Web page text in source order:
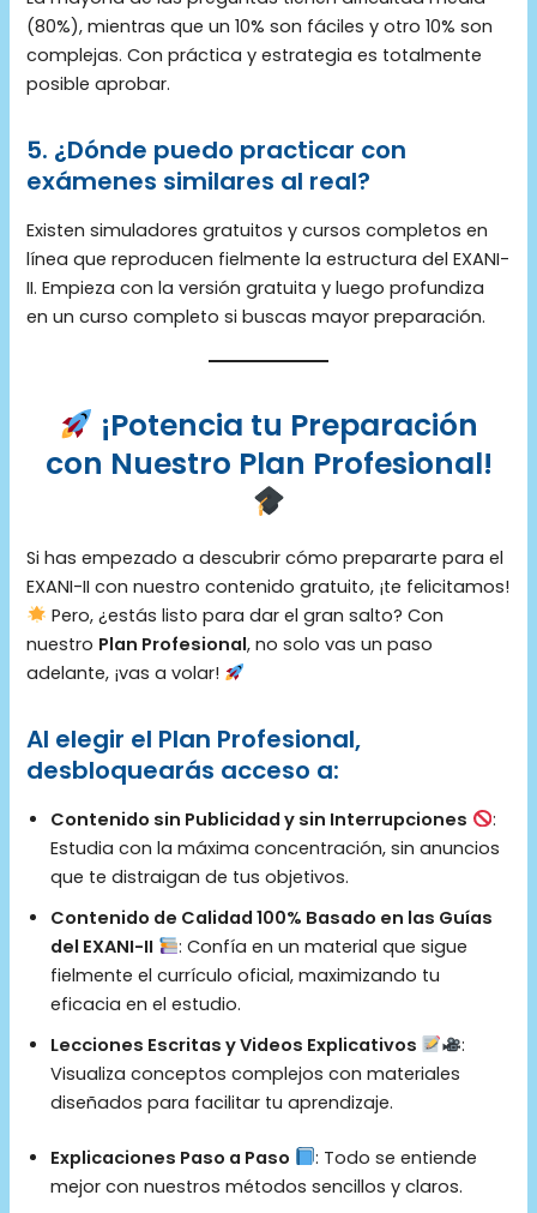
(80%), mientras que un 10% son fáciles y otro 10% son
complejas. Con práctica y estrategia es totalmente
posible aprobar.
5. ¿Dónde puedo practicar con
exámenes similares al real?
Existen simuladores gratuitos y cursos completos en
línea que reproducen fielmente la estructura del EXANI-
II. Empieza con la versión gratuita y luego profundiza
en un curso completo si buscas mayor preparación.
¡Potencia tu Preparación
con Nuestro Plan Profesional!
Si has empezado a descubrir cómo prepararte para el
EXANI-II con nuestro contenido gratuito, ¡te felicitamos!
Pero, ¿estás listo para dar el gran salto? Con
nuestro Plan Profesional, no solo vas un paso
adelante, ¡vas a volar!
Al elegir el Plan Profesional,
desbloquearás acceso a:
Contenido sin Publicidad y sin Interrupciones
:
Estudia con la máxima concentración, sin anuncios
que te distraigan de tus objetivos.
Contenido de Calidad 100% Basado en las Guías
del EXANI-II
: Confía en un material que sigue
fielmente el currículo oficial, maximizando tu
eficacia en el estudio.
Lecciones Escritas y Videos Explicativos
:
Visualiza conceptos complejos con materiales
diseñados para facilitar tu aprendizaje.
Explicaciones Paso a Paso
: Todo se entiende
mejor con nuestros métodos sencillos y claros.